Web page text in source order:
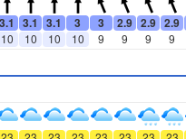
3.1 3.1 3.1 3 3 2.9 2.9 2.9
10 10 10 10 9 9 9 9